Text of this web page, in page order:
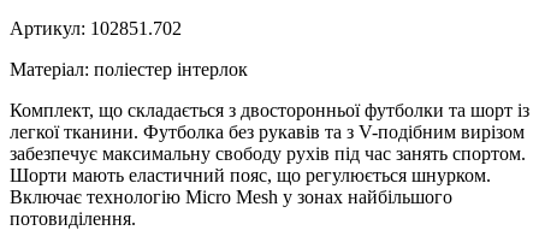
Артикул: 102851.702
Матеріал: поліестер інтерлок
Комплект, що складається з двосторонньої футболки та шорт із
легкої тканини. Футболка без рукавів та з V-подібним вирізом
забезпечує максимальну свободу рухів під час занять спортом.
Шорти мають еластичний пояс, що регулюється шнурком.
Включає технологію Micro Mesh у зонах найбільшого
потовиділення.